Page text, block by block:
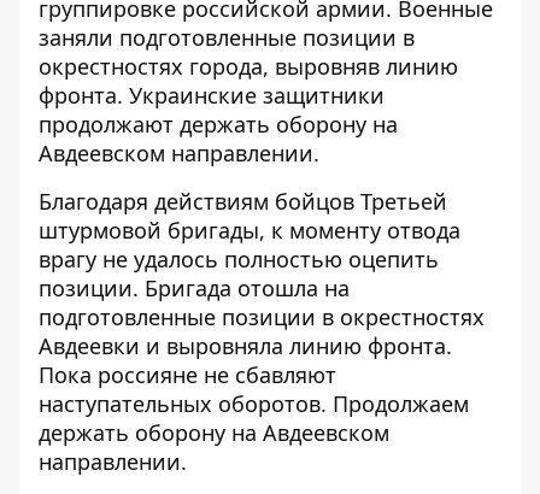
группировке российской армии. Военные
заняли подготовленные позиции в
окрестностях города, выровняв линию
фронта. Украинские защитники
продолжают держать оборону на
Авдеевском направлении.
Благодаря действиям бойцов Третьей
штурмовой бригады, к моменту отвода
врагу не удалось полностью оцепить
позиции. Бригада отошла на
подготовленные позиции в окрестностях
Авдеевки и выровняла линию фронта.
Пока россияне не сбавляют
наступательных оборотов. Продолжаем
держать оборону на Авдеевском
направлении.